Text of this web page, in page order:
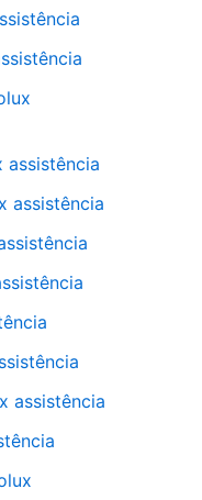
assistência
assistência
assistência